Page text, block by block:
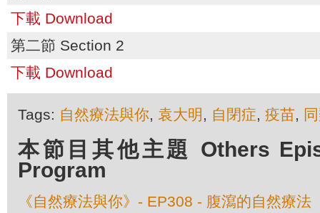
下載 Download
第二節 Section 2
下載 Download
Tags: 自然療法與你, 袁大明 , 自閉症, 疫苗,
本節目其他主題 Others
Program
《自然療法與你》- EP308 - 腹瀉的自然療法